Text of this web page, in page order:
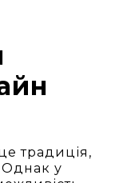
традиція,
Однак у